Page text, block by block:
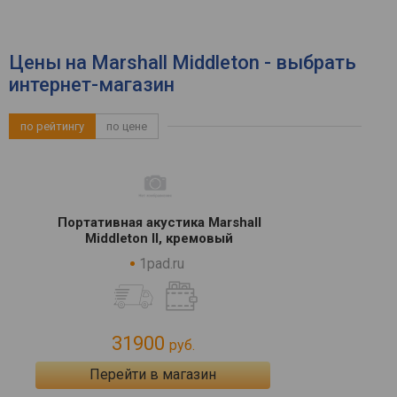
Цены на Marshall Middleton - выбрать
интернет-магазин
по рейтингу по цене
Портативная акустика Marshall
Middleton II, кремовый
1pad.ru
31900 руб.
Перейти в магазин